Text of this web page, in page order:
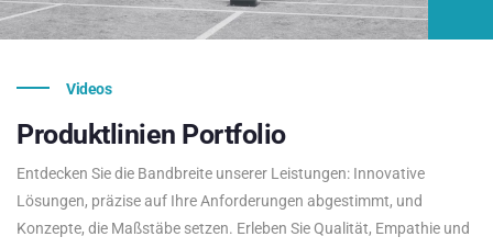
Videos
Produktlinien Portfolio
Entdecken Sie die Bandbreite unserer Leistungen: Innovative
Lösungen, präzise auf Ihre Anforderungen abgestimmt, und
Konzepte, die Maßstäbe setzen. Erleben Sie Qualität, Empathie und